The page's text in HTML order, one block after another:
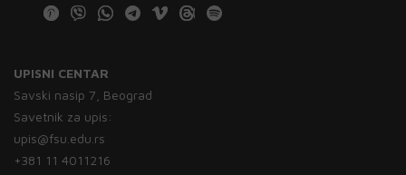
UPISNI CENTAR
Savski nasip 7, Beograd
Savetnik za upis:
upis@fsu.edu.rs
+381 11 4011216